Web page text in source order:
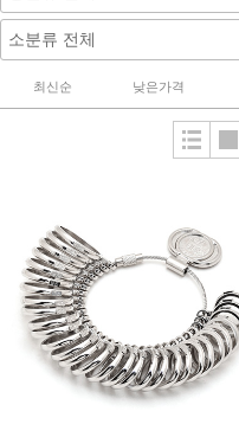
최신순 낮은가격